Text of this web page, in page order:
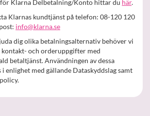
Klarna Delbetalning/Konto hittar du här.
Klarnas kundtjänst på telefon: 08-120 120
info@klarna.se
dig olika betalningsalternativ behöver vi
kontakt- och orderuppgifter med
betaltjänst. Användningen av dessa
enlighet med gällande Dataskyddslag samt